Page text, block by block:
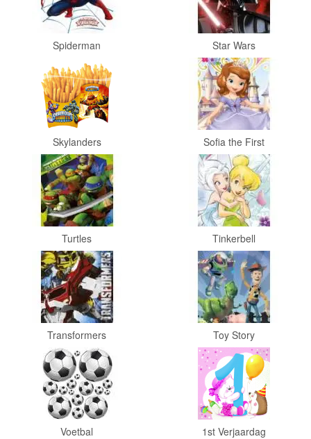
Megabloks
Monster
Little
Pony
Finding
Dory
Planes
Sofia
het
prinsesje
Barbie
Bob
bouwer
SpongeBob
Spiderman Star Wars
Skylanders Sofia the First
Turtles Tinkerbell
Transformers Toy Story
Voetbal 1st Verjaardag